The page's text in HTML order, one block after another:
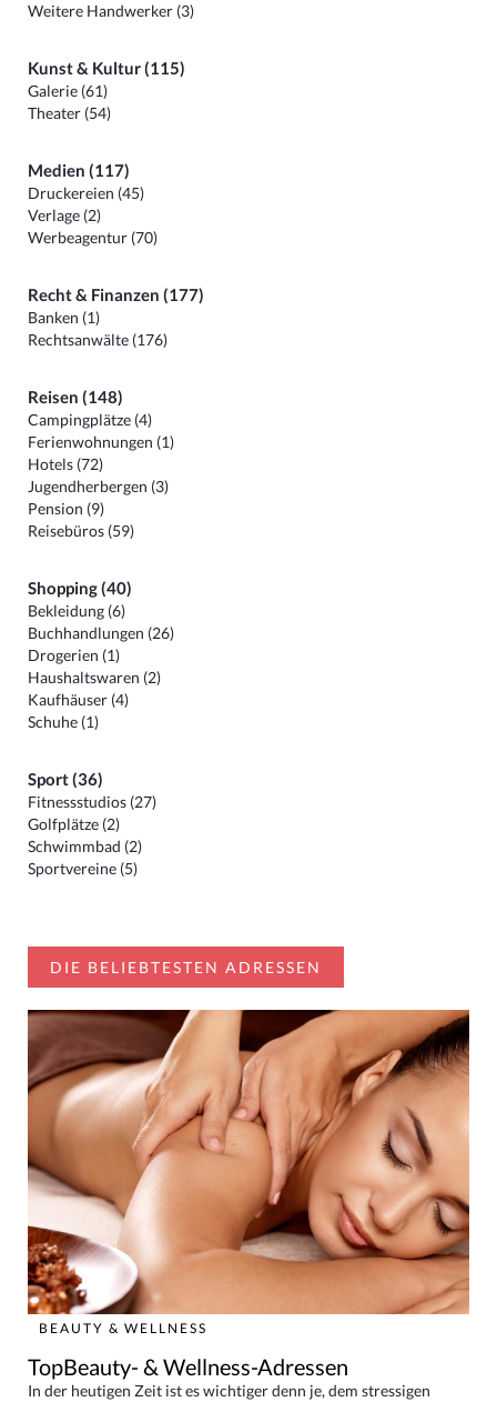
Weitere Handwerker (3)
Kunst & Kultur (115)
Galerie (61)
Theater (54)
Medien (117)
Druckereien (45)
Verlage (2)
Werbeagentur (70)
Recht & Finanzen (177)
Banken (1)
Rechtsanwälte (176)
Reisen (148)
Campingplätze (4)
Ferienwohnungen (1)
Hotels (72)
Jugendherbergen (3)
Pension (9)
Reisebüros (59)
Shopping (40)
Bekleidung (6)
Buchhandlungen (26)
Drogerien (1)
Haushaltswaren (2)
Kaufhäuser (4)
Schuhe (1)
Sport (36)
Fitnessstudios (27)
Golfplätze (2)
Schwimmbad (2)
Sportvereine (5)
DIE BELIEBTESTEN ADRESSEN
BEAUTY & WELLNESS
TopBeauty- & Wellness-Adressen
In der heutigen Zeit ist es wichtiger denn je, dem stressigen